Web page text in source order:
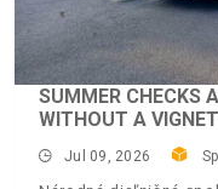
SUMMER CHECKS
WITHOUT A
Jul 09, 2026